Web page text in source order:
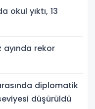
okul yıktı, 13
ayında rekor
diplomatik
düşürüldü